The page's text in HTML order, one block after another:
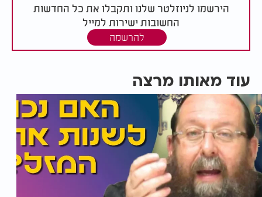
הירשמו לניוזלטר שלנו ותקבלו את כל החדשות
החשובות ישירות למייל
להרשמה
עוד מאותו מרצה